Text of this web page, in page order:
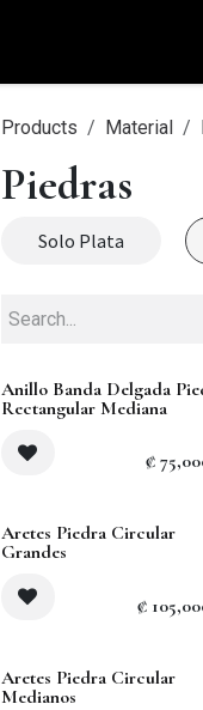
Products Material
Piedras
Solo Plata
Anillo Banda Delgada
Rectangular Mediana
₡
Aretes Piedra Circular
Grandes
₡
Aretes Piedra Circular
Medianos